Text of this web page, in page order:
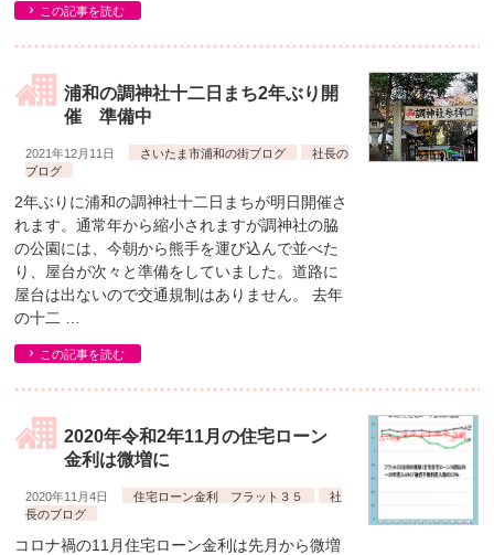
この記事を読む
浦和の調神社十二日まち2年ぶり開
催 準備中
2021年12月11日 さいたま市浦和の街ブログ
社長の
ブログ
2年ぶりに浦和の調神社十二日まちが明日開催さ
れます。通常年から縮小されますが調神社の脇
の公園には、今朝から熊手を運び込んで並べた
り、屋台が次々と準備をしていました。道路に
屋台は出ないので交通規制はありません。 去年
の十二 …
この記事を読む
2020年令和2年11月の住宅ローン
金利は微増に
2020年11月4日 住宅ローン金利 フラット３５
社
長のブログ
コロナ禍の11月住宅ローン金利は先月から微増